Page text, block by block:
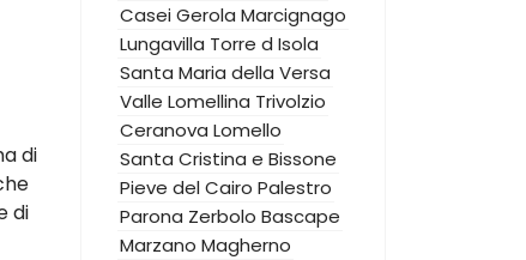
di
di
Casei Gerola Marcignago
Lungavilla Torre d Isola
Santa Maria della Versa
Valle Lomellina Trivolzio
Ceranova Lomello
Santa Cristina e Bissone
Pieve del Cairo Palestro
Parona Zerbolo Bascape
Marzano Magherno